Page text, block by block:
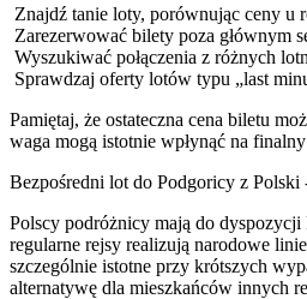
Znajdź tanie loty, porównując ceny u
Zarezerwować bilety poza głównym
Wyszukiwać połączenia z różnych
Sprawdzaj oferty lotów typu „last
Pamiętaj, że ostateczna cena biletu
waga mogą istotnie wpłynąć na
Bezpośredni lot do Podgoricy z Polski
Polscy podróżnicy mają do
regularne rejsy realizują narodowe
szczególnie istotne przy krótszych
alternatywę dla mieszkańców innych